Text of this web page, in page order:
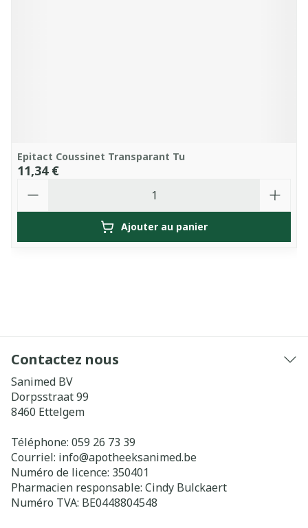
Epitact Coussinet Transparant Tu
11,34 €
Ajouter au panier
Contactez nous
Sanimed BV
Dorpsstraat 99
8460 Ettelgem
Téléphone: 059 26 73 39
Courriel: info@apotheeksanimed.be
Numéro de licence: 350401
Pharmacien responsable: Cindy Bulckaert
Numéro TVA: BE0448804548